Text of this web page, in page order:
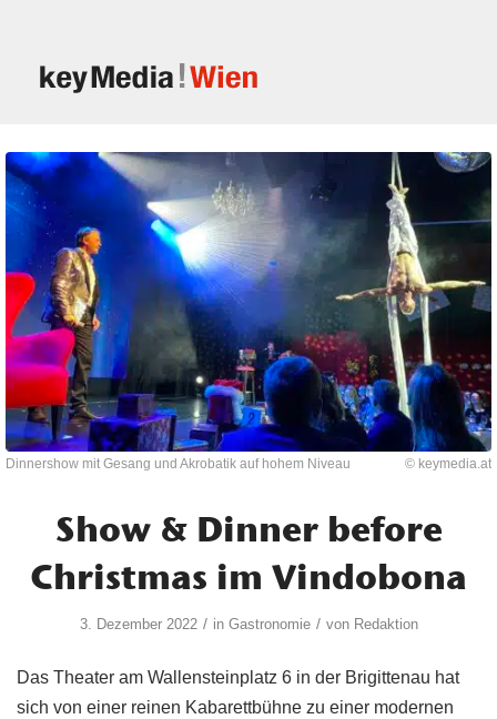
Dinnershow mit Gesang und Akrobatik auf hohem Niveau © keymedia.at
Show & Dinner before
Christmas im Vindobona
3. Dezember 2022 / in Gastronomie / von Redaktion
Das Theater am Wallensteinplatz 6 in der Brigittenau hat
sich von einer reinen Kabarettbühne zu einer modernen